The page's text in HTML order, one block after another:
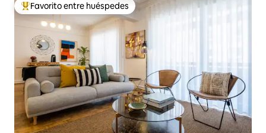
De los mejores en Favorito entre huéspedes
Favorito entre huéspedes